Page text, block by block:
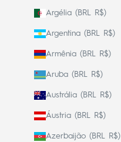
Argélia (BRL R$)
Argentina (BRL R$)
Armênia (BRL R$)
Aruba (BRL R$)
Austrália (BRL R$)
Áustria (BRL R$)
Azerbaijão (BRL R$)